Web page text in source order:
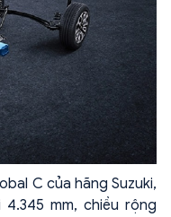
C của hãng Suzuki,
mm, chiều rộng